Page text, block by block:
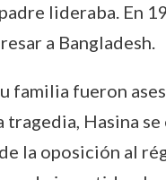
lideraba. En
a Bangladesh.
familia fueron
tragedia, Hasina
la oposición al